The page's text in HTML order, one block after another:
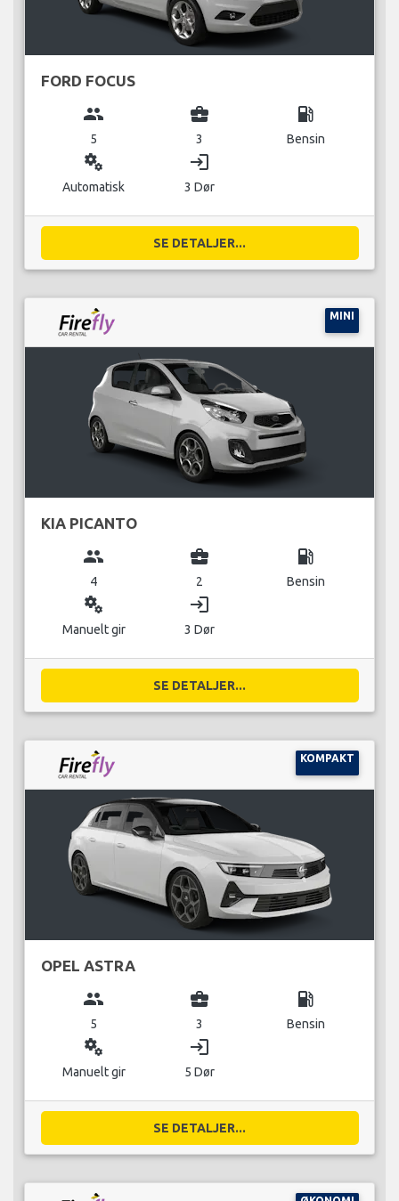
FORD FOCUS
group
5
business_center
3
local_gas_station
Bensin
miscellaneous_services
Automatisk
login
3 Dør
SE DETALJER...
MINI
KIA PICANTO
group
4
business_center
2
local_gas_station
Bensin
miscellaneous_services
Manuelt gir
login
3 Dør
SE DETALJER...
KOMPAKT
OPEL ASTRA
group
5
business_center
3
local_gas_station
Bensin
miscellaneous_services
Manuelt gir
login
5 Dør
SE DETALJER...